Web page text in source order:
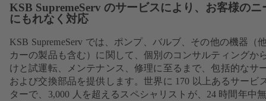
KSB SupremeServ のサービスにより、お客様のニ
にもれなく対応
KSB SupremeServ では、ポンプ、バルブ、その他の機器（
カーの製品も含む）に関して、個別のコンサルティングか
けと試運転、メンテナンス、修理に至るまで、包括的なサ
および交換部品を提供します。世界に 170 以上あるサービ
ターで、3,000 人を超えるスペシャリストが、24 時間年中